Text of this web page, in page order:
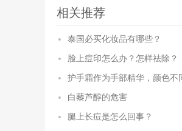
相关推荐
泰国必买化妆品有哪些？
脸上痘印怎么办？怎样祛除？
护手霜作为手部精华，颜色不
白藜芦醇的危害
腿上长痘是怎么回事？